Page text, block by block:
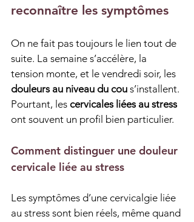
reconnaître les symptômes
On ne fait pas toujours le lien tout de
suite. La semaine s’accélère, la
tension monte, et le vendredi soir, les
douleurs au niveau du cou s’installent.
Pourtant, les cervicales liées au stress
ont souvent un profil bien particulier.
Comment distinguer une douleur
cervicale liée au stress
Les symptômes d’une cervicalgie liée
au stress sont bien réels, même quand